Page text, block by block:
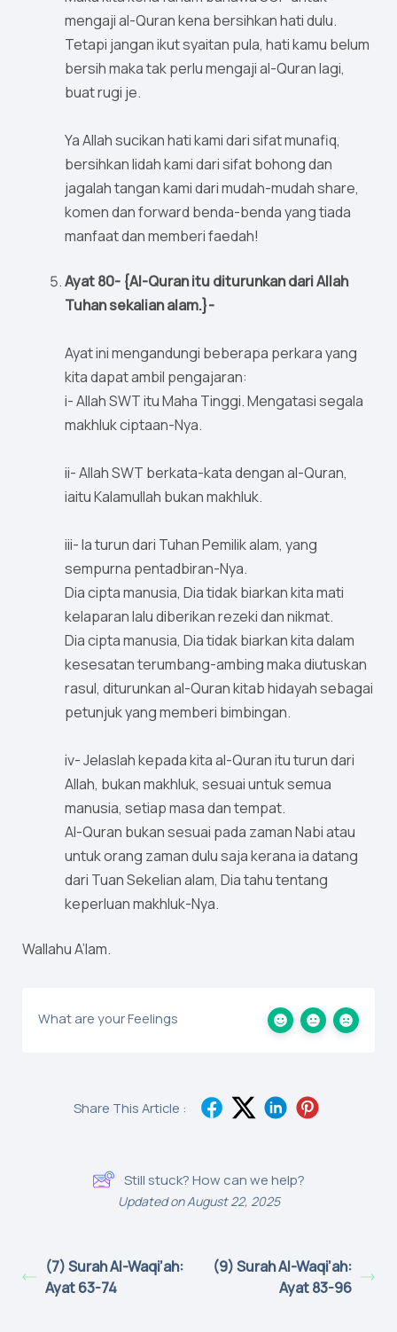
mengaji al-Quran kena bersihkan hati dulu.
Tetapi jangan ikut syaitan pula, hati kamu belum
bersih maka tak perlu mengaji al-Quran lagi,
buat rugi je.
Ya Allah sucikan hati kami dari sifat munafiq,
bersihkan lidah kami dari sifat bohong dan
jagalah tangan kami dari mudah-mudah share,
komen dan forward benda-benda yang tiada
manfaat dan memberi faedah!
Ayat 80- {Al-Quran itu diturunkan dari Allah
Tuhan sekalian alam.}-
Ayat ini mengandungi beberapa perkara yang
kita dapat ambil pengajaran:
i- Allah SWT itu Maha Tinggi. Mengatasi segala
makhluk ciptaan-Nya.
ii- Allah SWT berkata-kata dengan al-Quran,
iaitu Kalamullah bukan makhluk.
iii- Ia turun dari Tuhan Pemilik alam, yang
sempurna pentadbiran-Nya.
Dia cipta manusia, Dia tidak biarkan kita mati
kelaparan lalu diberikan rezeki dan nikmat.
Dia cipta manusia, Dia tidak biarkan kita dalam
kesesatan terumbang-ambing maka diutuskan
rasul, diturunkan al-Quran kitab hidayah sebagai
petunjuk yang memberi bimbingan.
iv- Jelaslah kepada kita al-Quran itu turun dari
Allah, bukan makhluk, sesuai untuk semua
manusia, setiap masa dan tempat.
Al-Quran bukan sesuai pada zaman Nabi atau
untuk orang zaman dulu saja kerana ia datang
dari Tuan Sekelian alam, Dia tahu tentang
keperluan makhluk-Nya.
Wallahu A’lam.
What are your Feelings
Share This Article :
Still stuck? How can we help?
Updated on August 22, 2025
(7) Surah Al-Waqi’ah:
Ayat 63-74
(9) Surah Al-Waqi’ah:
Ayat 83-96